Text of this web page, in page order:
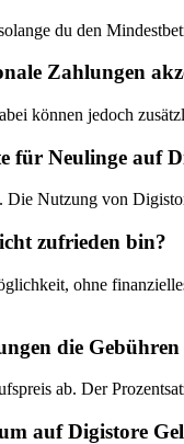
du den
Zahlungen
können jedoch
für Neulinge⁢ auf
Nutzung von
zufrieden bin?
ohne
die⁣
ab.⁣ Der
auf Digistore